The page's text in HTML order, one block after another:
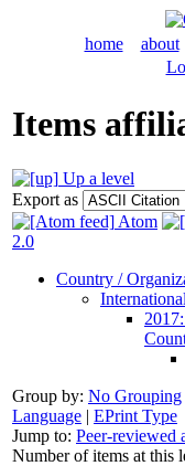
home about
Items
Up a level
Export as
Atom
2.0
Country /
Group by: No Grouping
Language | EPrint Type
Jump to: Peer-reviewed
Number of items at this